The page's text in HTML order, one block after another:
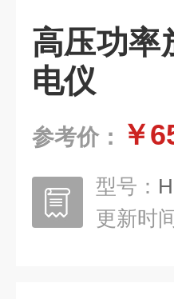
高压功率
电仪
参考价： ￥
型号：
更新时